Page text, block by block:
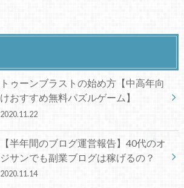
トゥーンブラストの始め方【中高年向
けおすすめ無料パズルゲーム】
2020.11.22
【半年間のブログ運営報告】40代のオ
ジサンでも副業ブログは稼げるの？
2020.11.14